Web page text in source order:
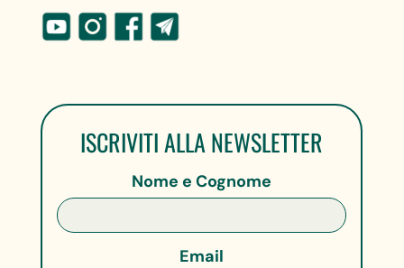
ISCRIVITI ALLA NEWSLETTER
Nome e Cognome
Email